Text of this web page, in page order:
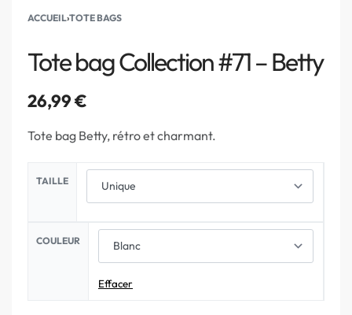
ACCUEIL›TOTE BAGS
Tote bag Collection #71 – Betty
26,99€
Tote bag Betty, rétro et charmant.
TAILLE
COULEUR
Effacer